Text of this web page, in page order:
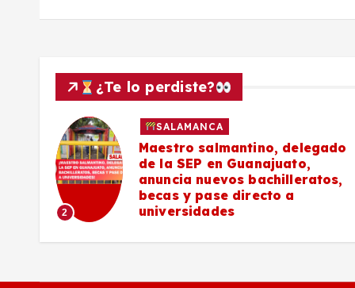
¿Te lo perdiste?
2
SALAMANCA
Maestro salmantino, delegado
de la SEP en Guanajuato,
anuncia nuevos bachilleratos,
becas y pase directo a
universidades